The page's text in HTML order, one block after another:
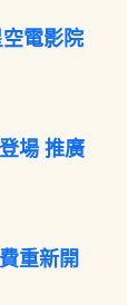
空電影院
場 推廣
重新開